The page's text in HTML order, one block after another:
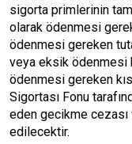
sigorta primlerinin
olarak ödenmesi
ödenmesi gereken
veya eksik ödenmesi
ödenmesi gereken
Sigortası Fonu
eden gecikme
edilecektir.